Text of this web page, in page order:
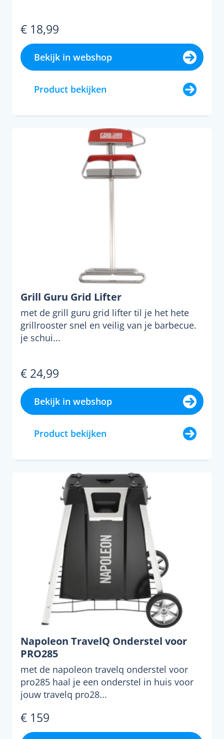
€ 18,99
Bekijk in webshop
Product bekijken
Grill Guru Grid Lifter
met de grill guru grid lifter til je het hete
grillrooster snel en veilig van je barbecue.
je schui...
€ 24,99
Bekijk in webshop
Product bekijken
Napoleon TravelQ Onderstel voor
PRO285
met de napoleon travelq onderstel voor
pro285 haal je een onderstel in huis voor
jouw travelq pro28...
€ 159